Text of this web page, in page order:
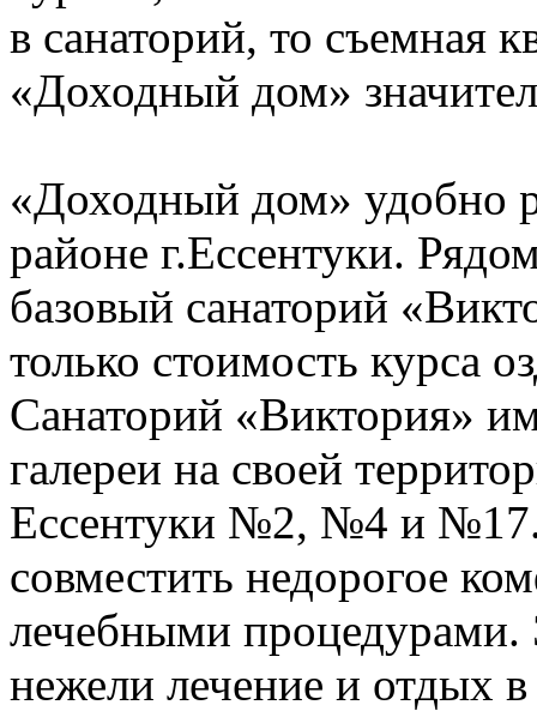
в санаторий, то съемная
«Доходный дом»
«Доходный дом» удобно
районе г.Ессентуки.
базовый санаторий
только стоимость курса
Санаторий «Виктория»
галереи на своей
Ессентуки №2, №4 и №17.
совместить недорогое
лечебными процедурами.
нежели лечение и отдых в